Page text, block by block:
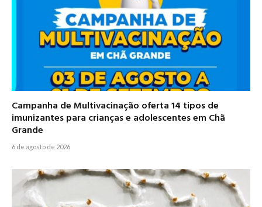
Campanha de Multivacinação oferta 14 tipos de
imunizantes para crianças e adolescentes em Chã
Grande
6 de agosto de 2026